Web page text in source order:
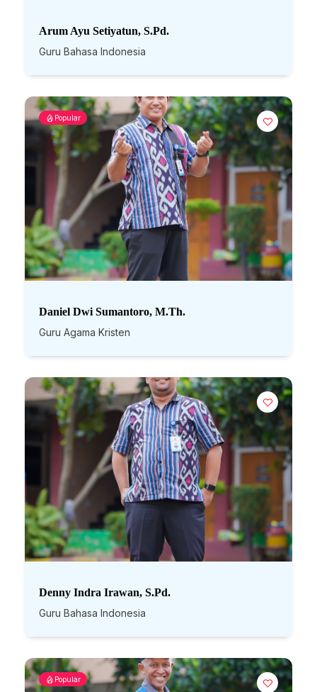
Arum Ayu Setiyatun, S.Pd.
Guru Bahasa Indonesia
Popular
Daniel Dwi Sumantoro, M.Th.
Guru Agama Kristen
Denny Indra Irawan, S.Pd.
Guru Bahasa Indonesia
Popular